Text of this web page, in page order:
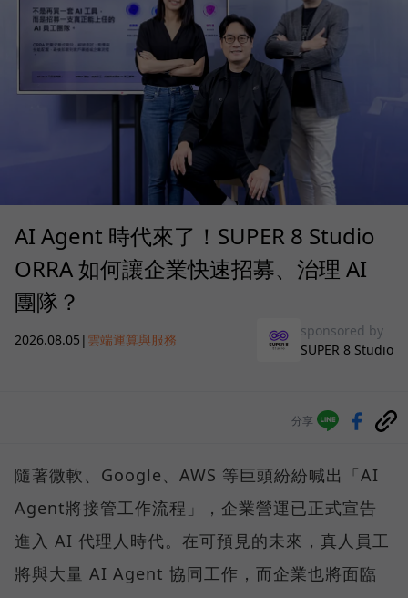
AI Agent 時代來了！SUPER 8 Studio
ORRA 如何讓企業快速招募、治理 AI
團隊？
2026.08.05 | 雲端運算與服務
sponsored by
SUPER 8 Studio
分享
隨著微軟、Google、AWS 等巨頭紛紛喊出「AI
Agent將接管工作流程」，企業營運已正式宣告
進入 AI 代理人時代。在可預見的未來，真人員工
將與大量 AI Agent 協同工作，而企業也將面臨